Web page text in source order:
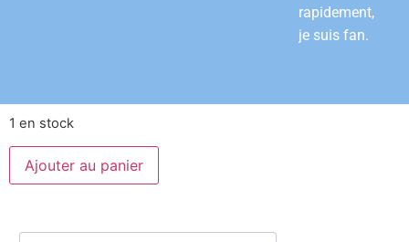
rapidement,
je suis fan.
1 en stock
Ajouter au panier